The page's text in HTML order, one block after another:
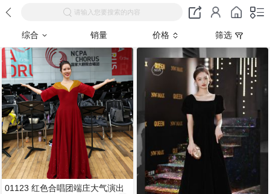
请输入您要搜索的内容
综合 销量 价格 筛选
01123 红色合唱团端庄大气演出